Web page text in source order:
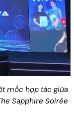
mốc hợp tác giữa
Sapphire Soirée